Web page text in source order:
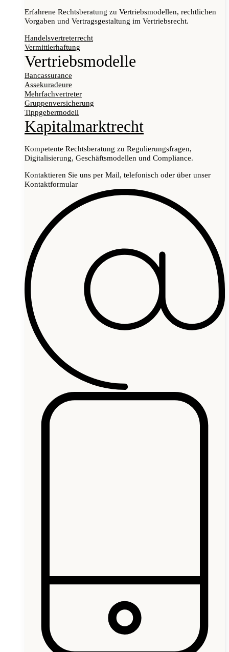
Erfahrene Rechtsberatung zu Vertriebsmodellen, rechtlichen
Vorgaben und Vertragsgestaltung im Vertriebsrecht.
Handelsvertreterrecht
Vermittlerhaftung
Vertriebsmodelle
Bancassurance
Assekuradeure
Mehrfachvertreter
Gruppenversicherung
Tippgebermodell
Kapitalmarktrecht
Kompetente Rechtsberatung zu Regulierungsfragen,
Digitalisierung, Geschäftsmodellen und Compliance.
Kontaktieren Sie uns per Mail, telefonisch oder über unser
Kontaktformular